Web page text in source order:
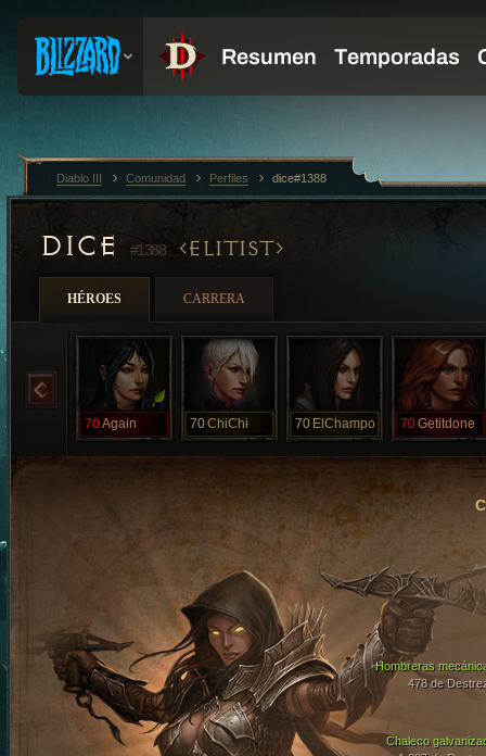
DICE #1388 ELITIST
HÉROES CARRERA
70Again 70ChiChi 70 ElChampo 70Getitdone
Chaleco
Hombreras
478 de
Diablo III Comunidad Perfiles dice#1388